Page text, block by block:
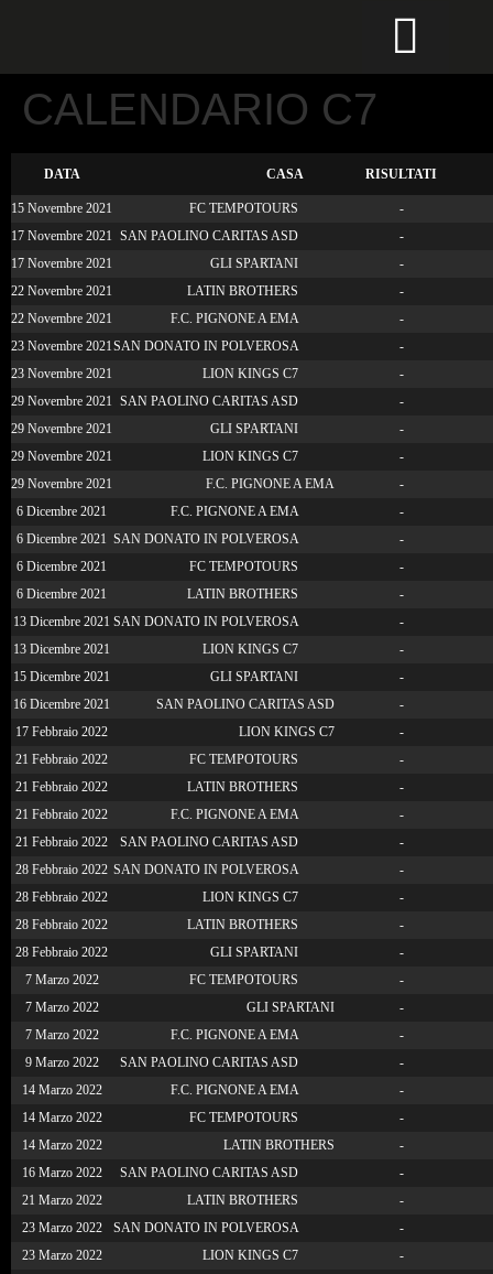
CALENDARIO C7
DATA CASA RISULTATI
15 Novembre 2021 FC TEMPOTOURS
-
17 Novembre 2021 SAN PAOLINO CARITAS ASD
-
17 Novembre 2021
GLI SPARTANI
-
22 Novembre 2021
LATIN BROTHERS
-
22 Novembre 2021
F.C. PIGNONE A EMA
-
23 Novembre 2021SAN DONATO IN POLVEROSA
-
23 Novembre 2021
LION KINGS C7
-
29 Novembre 2021 SAN PAOLINO CARITAS ASD
-
29 Novembre 2021
GLI SPARTANI
-
29 Novembre 2021
LION KINGS C7
-
29 Novembre 2021
F.C. PIGNONE A EMA
-
6 Dicembre 2021
F.C. PIGNONE A EMA
-
6 Dicembre 2021 SAN DONATO IN POLVEROSA
-
6 Dicembre 2021
FC TEMPOTOURS
-
6 Dicembre 2021
LATIN BROTHERS
-
13 Dicembre 2021 SAN DONATO IN POLVEROSA
-
13 Dicembre 2021
LION KINGS C7
-
15 Dicembre 2021
GLI SPARTANI
-
16 Dicembre 2021
SAN PAOLINO CARITAS ASD
-
17 Febbraio 2022
LION KINGS C7
-
21 Febbraio 2022
FC TEMPOTOURS
-
21 Febbraio 2022
LATIN BROTHERS
-
21 Febbraio 2022
F.C. PIGNONE A EMA
-
21 Febbraio 2022
SAN PAOLINO CARITAS ASD
-
28 Febbraio 2022 SAN DONATO IN POLVEROSA
-
28 Febbraio 2022
LION KINGS C7
-
28 Febbraio 2022
LATIN BROTHERS
-
28 Febbraio 2022
GLI SPARTANI
-
7 Marzo 2022
FC TEMPOTOURS
-
7 Marzo 2022
GLI SPARTANI
-
7 Marzo 2022
F.C. PIGNONE A EMA
-
9 Marzo 2022
SAN PAOLINO CARITAS ASD
-
14 Marzo 2022
F.C. PIGNONE A EMA
-
14 Marzo 2022
FC TEMPOTOURS
-
14 Marzo 2022
LATIN BROTHERS
-
16 Marzo 2022
SAN PAOLINO CARITAS ASD
-
21 Marzo 2022
LATIN BROTHERS
-
23 Marzo 2022
SAN DONATO IN POLVEROSA
-
23 Marzo 2022
LION KINGS C7
-